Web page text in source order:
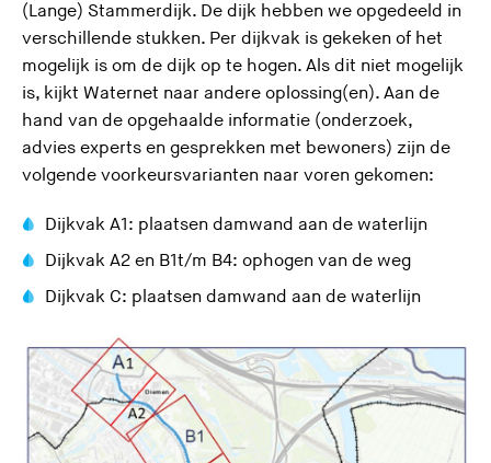
(Lange) Stammerdijk. De dijk hebben we opgedeeld in
verschillende stukken. Per dijkvak is gekeken of het
mogelijk is om de dijk op te hogen. Als dit niet mogelijk
is, kijkt Waternet naar andere oplossing(en). Aan de
hand van de opgehaalde informatie (onderzoek,
advies experts en gesprekken met bewoners) zijn de
volgende voorkeursvarianten naar voren gekomen:
Dijkvak A1: plaatsen damwand aan de waterlijn
Dijkvak A2 en B1t/m B4: ophogen van de weg
Dijkvak C: plaatsen damwand aan de waterlijn